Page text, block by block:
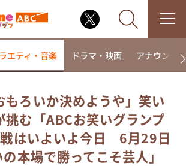
の過ぎるTV
ですけど・・・
エティ・音楽 ドラマ・映画 アナウンサー
もろいか決めようや」笑い
挑む「ABCお笑いグランプ
はいよいよ今日 6月29日
本場で勝ってこそ芸人」